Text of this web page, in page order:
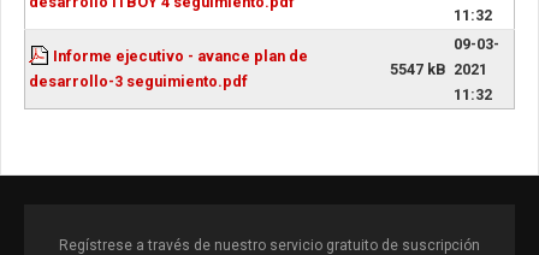
11:32
Informe ejecutivo - avance plan de
desarrollo-3 seguimiento.pdf
5547 kB
09-03-
2021
11:32
Regístrese a través de nuestro servicio gratuito de suscripción